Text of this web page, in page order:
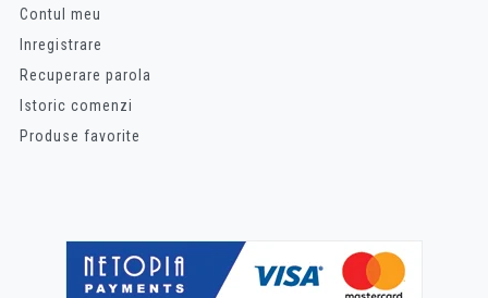
Contul meu
Inregistrare
Recuperare parola
Istoric comenzi
Produse favorite